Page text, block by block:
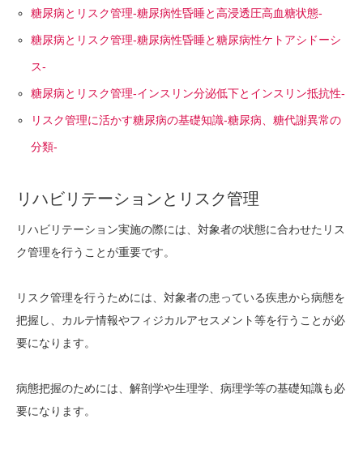
糖尿病とリスク管理-糖尿病性昏睡と高浸透圧高血糖状態-
糖尿病とリスク管理-糖尿病性昏睡と糖尿病性ケトアシドーシ
ス-
糖尿病とリスク管理-インスリン分泌低下とインスリン抵抗性-
リスク管理に活かす糖尿病の基礎知識-糖尿病、糖代謝異常の
分類-
リハビリテーションとリスク管理
リハビリテーション実施の際には、対象者の状態に合わせたリス
ク管理を行うことが重要です。
リスク管理を行うためには、対象者の患っている疾患から病態を
把握し、カルテ情報やフィジカルアセスメント等を行うことが必
要になります。
病態把握のためには、解剖学や生理学、病理学等の基礎知識も必
要になります。